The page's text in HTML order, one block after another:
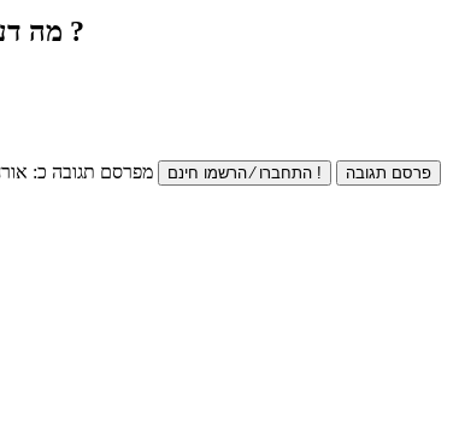
מה ?
מפרסם תגובה כ: התחברו ⁄ הרשמו חינם ! פרסם תגובה